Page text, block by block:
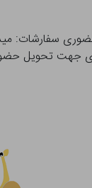
حضوری از فروشگاه و